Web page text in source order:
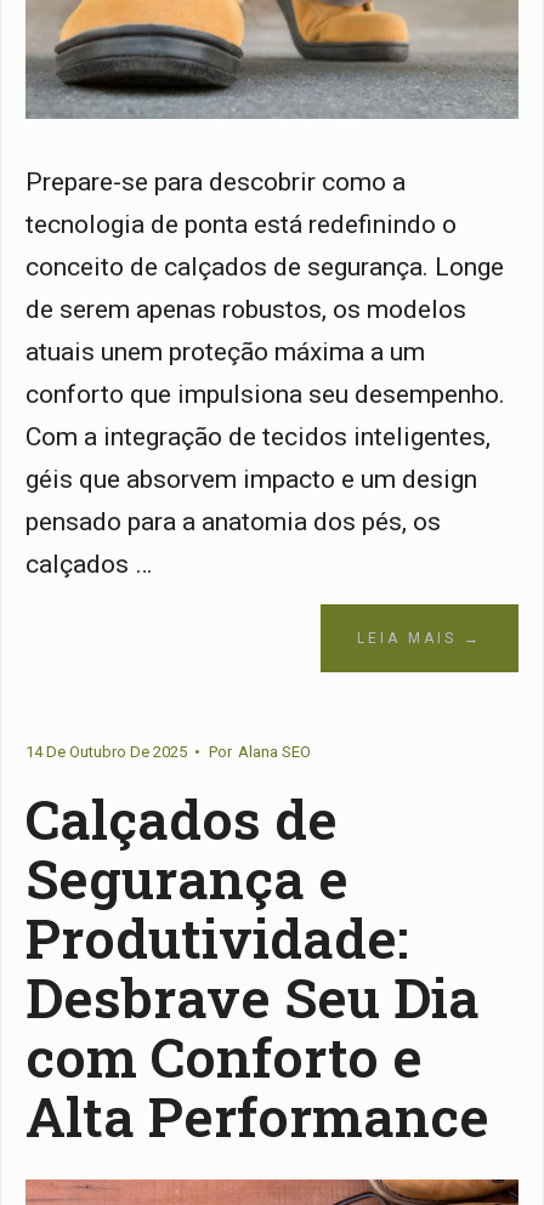
Prepare-se para descobrir como a
tecnologia de ponta está redefinindo o
conceito de calçados de segurança. Longe
de serem apenas robustos, os modelos
atuais unem proteção máxima a um
conforto que impulsiona seu desempenho.
Com a integração de tecidos inteligentes,
géis que absorvem impacto e um design
pensado para a anatomia dos pés, os
calçados …
LEIA MAIS →
14 De Outubro De 2025 • Por Alana SEO
Calçados de
Segurança e
Produtividade:
Desbrave Seu Dia
com Conforto e
Alta Performance